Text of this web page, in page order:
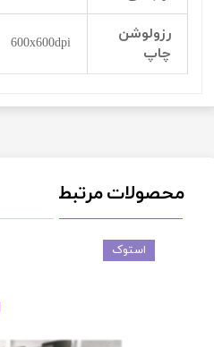
رزولوشن
چاپ
600x600dpi
محصولات مرتبط
استوک